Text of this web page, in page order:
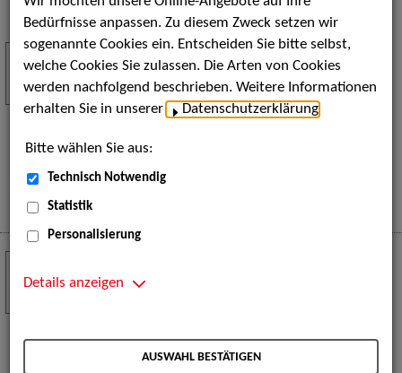
Termine
Stuttgart Street Art
Kunst, Live-Acts und Aktionen für Kinder und
Familien. Die Stuttgart Street Art verwandelt den
eine große Open-Air-Bühne voller Akrobatik, Tanz,
Musik und beeindruckender Live-Performances.
Mehr
18
JUL
Serienfestival Weimar
TeleVisionale – Film- und Serienfestival in Weimar
und Eventpartnerin des Crew Call Weimar.
NOV
Bedürfnisse anpassen. Zu diesem Zweck setzen wir
sogenannte Cookies ein. Entscheiden Sie bitte selbst,
welche Cookies Sie zulassen. Die Arten von Cookies
werden nachfolgend beschrieben. Weitere Informationen
erhalten Sie in unserer
Datenschutzerklärung
Bitte wählen Sie aus:
Technisch Notwendig
Statistik
Personalisierung
Details anzeigen
AUSWAHL BESTÄTIGEN